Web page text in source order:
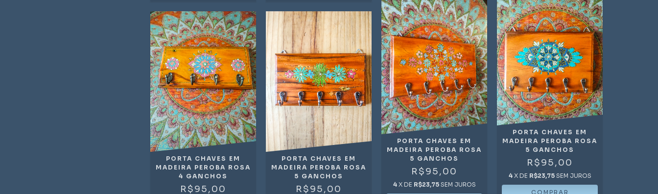
PORTA CHAVES EM
MADEIRA PEROBA ROSA
4 GANCHOS
R$95,00
PORTA CHAVES EM
MADEIRA PEROBA ROSA
5 GANCHOS
R$95,00
PORTA CHAVES EM
MADEIRA PEROBA ROSA
5 GANCHOS
R$95,00
4 X DE R$23,75 SEM JUROS
PORTA CHAVES EM
MADEIRA PEROBA ROSA
5 GANCHOS
R$95,00
4 X DE R$23,75 SEM JUROS